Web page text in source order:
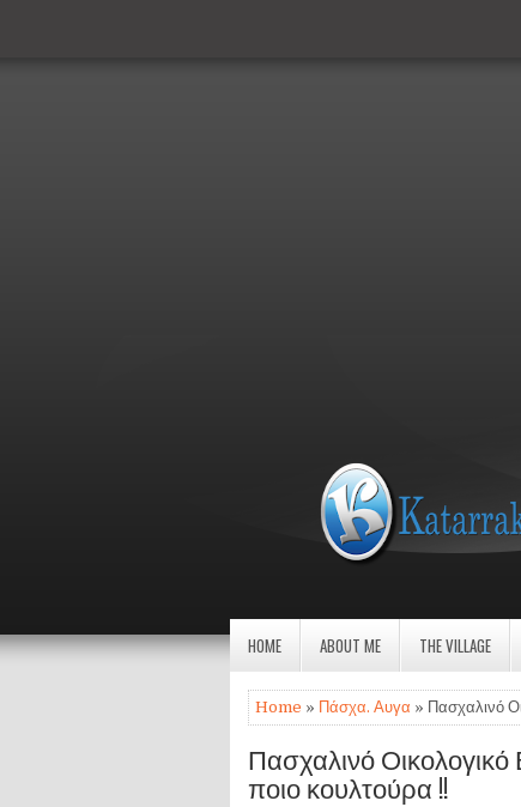
HOME ABOUT ME THE VILLAGE
Home » Πάσχα. Αυγα » Πασχαλινό
Πασχαλινό
ποιο κουλτούρα !!